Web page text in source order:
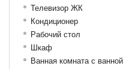
Телевизор ЖК
Кондиционер
Рабочий стол
Шкаф
Ванная комната с ванной